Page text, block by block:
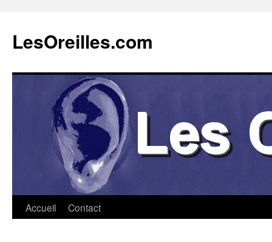
contenu
LesOreilles.com
Accueil Contact